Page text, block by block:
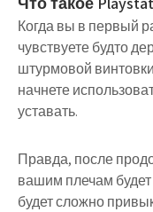
Когда вы в первый
чувствуете будто
штурмовой
начнете
уставать.
Правда, после
вашим плечам
будет сложно